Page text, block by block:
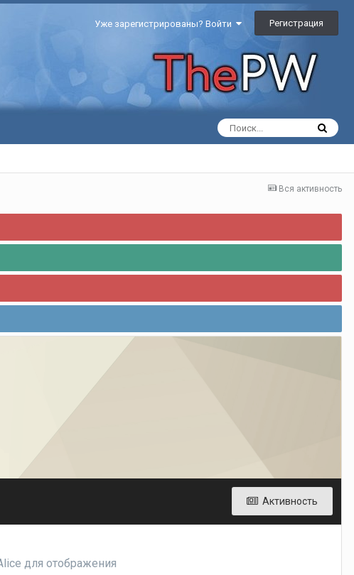
Уже зарегистрированы? Войти Регистрация
Вся активность
Активность
для отображения